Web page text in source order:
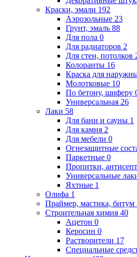
Краски, эмали 192
Аэрозольные 23
Грунт, эмаль 88
Для пола 0
Для радиаторов 2
Для стен, потолков
Колоранты 16
Краска для
Молотковые 10
По бетону, шиферу
Универсальная 26
Лаки 58
Для бани и сауны 1
Для камня 2
Для мебели 0
Огнезащитные
Паркетные 0
Пропитки,
Универсальные
Яхтные 1
Олифа 1
Праймер, мастика, битум
Строительная химия 40
Ацетон 0
Керосин 0
Растворители 17
Специальные